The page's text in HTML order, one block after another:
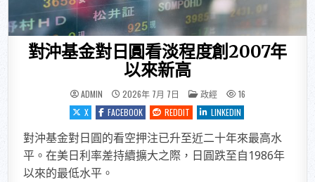
對沖基金對日圓看淡程度創2007年
以來新高
ADMIN 2026年 7月 7日 POSTED IN
政經
16
X
FACEBOOK REDDIT LINKEDIN
對沖基金對日圓的看空押注已升至近二十年來最高水
平。在美日利率差持續擴大之際，日圓跌至自1986年
以來的最低水平。